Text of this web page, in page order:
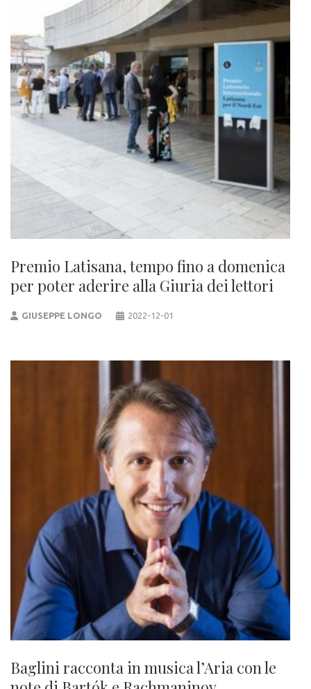
Premio Latisana, tempo fino a domenica
per poter aderire alla Giuria dei lettori
GIUSEPPE LONGO 2022-12-01
Baglini racconta in musica l’Aria con le